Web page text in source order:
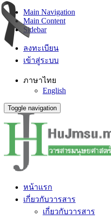
Main Navigation
Main Content
Sidebar
ลงทะเบียน
เข้าสู่ระบบ
ภาษาไทย
English
Toggle navigation
หน้าแรก
เกี่ยวกับวารสาร
เกี่ยวกับวารสาร